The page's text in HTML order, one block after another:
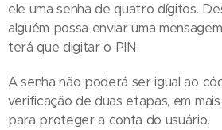
ele uma senha de quatro dígitos.
alguém possa enviar uma
terá que digitar o PIN.
A senha não poderá ser igual ao
verificação de duas etapas, em
para proteger a conta do usuário.